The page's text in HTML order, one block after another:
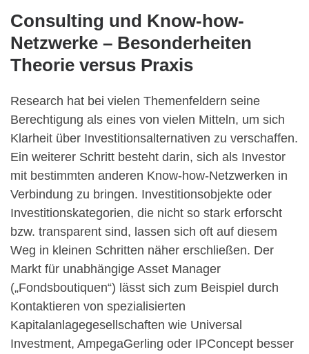
Consulting und Know-how-
Netzwerke – Besonderheiten
Theorie versus Praxis
Research hat bei vielen Themenfeldern seine
Berechtigung als eines von vielen Mitteln, um sich
Klarheit über Investitionsalternativen zu verschaffen.
Ein weiterer Schritt besteht darin, sich als Investor
mit bestimmten anderen Know-how-Netzwerken in
Verbindung zu bringen. Investitionsobjekte oder
Investitionskategorien, die nicht so stark erforscht
bzw. transparent sind, lassen sich oft auf diesem
Weg in kleinen Schritten näher erschließen. Der
Markt für unabhängige Asset Manager
(„Fondsboutiquen“) lässt sich zum Beispiel durch
Kontaktieren von spezialisierten
Kapitalanlagegesellschaften wie Universal
Investment, AmpegaGerling oder IPConcept besser